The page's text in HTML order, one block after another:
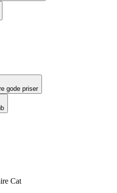
gode priser
Cat